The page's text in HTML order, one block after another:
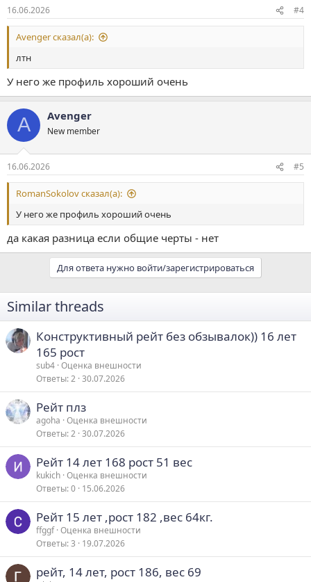
16.06.2026 #4
Avenger сказал(а):
лтн
У него же профиль хороший очень
A Avenger
New member
16.06.2026 #5
RomanSokolov сказал(а):
У него же профиль хороший очень
да какая разница если общие черты - нет
Для ответа нужно войти/зарегистрироваться
Similar threads
Конструктивный рейт без обзывалок)) 16 лет
165 рост
sub4 Оценка внешности
Ответы 2 30.07.2026
Рейт плз
agoha Оценка внешности
Ответы 2 30.07.2026
Рейт 14 лет 168 рост 51 вес
kukich Оценка внешности
Ответы 0 15.06.2026
Рейт 15 лет ,рост 182 ,вес 64кг.
ffggf Оценка внешности
Ответы 3 19.07.2026
рейт, 14 лет, рост 186, вес 69